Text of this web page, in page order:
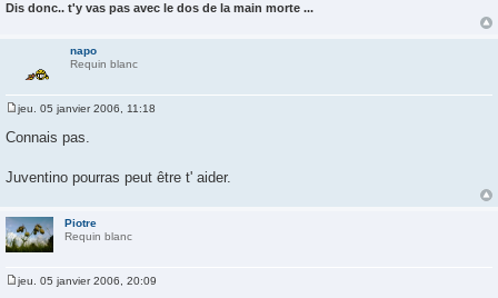
e
Dis donc.. t'y vas pas avec le dos de la main morte ...
napo
Requin blanc
M
s
g
jeu. 05 janvier 2006, 11:18
Connais pas.
Juventino pourras peut être t' aider.
Piotre
Requin blanc
M
jeu. 05 janvier 2006, 20:09